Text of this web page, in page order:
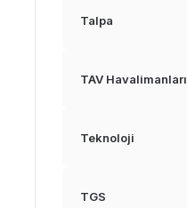
Talpa
TAV Havalimanları
Teknoloji
TGS